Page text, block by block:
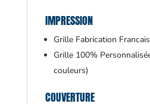
IMPRESSION
Grille Fabrication
Grille 100%
couleurs)
COUVERTURE